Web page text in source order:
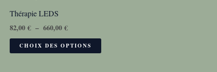
Thérapie LEDS
82,00€ – 660,00€à
CHOIX DES OPTIONS